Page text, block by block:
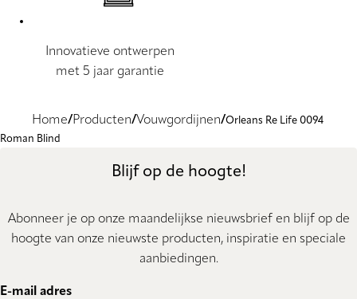
Innovatieve ontwerpen
met 5 jaar garantie
Home Producten Vouwgordijnen Orleans Re Life 0094
Roman Blind
Blijf op de hoogte!
Abonneer je op onze maandelijkse nieuwsbrief en blijf op de
hoogte van onze nieuwste producten, inspiratie en speciale
aanbiedingen.
E-mail adres